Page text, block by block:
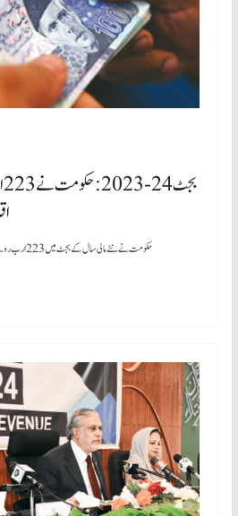
حکومت نے نئے مالی سال کے بجٹ میں 223 ارب روپے کے نئے ریونیو اقدامات کا اعلان کیا ہے تاہم